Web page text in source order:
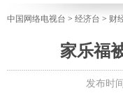
中国网络电视台 > 经济台 > 财
家乐福
发布时